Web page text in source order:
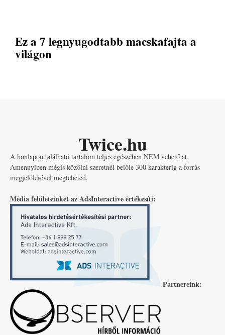
Ez a 7 legnyugodtabb macskafajta a
világon
Twice.hu
A honlapon található tartalom teljes egészében NEM vehető át.
Amennyiben mégis közölni szeretnél belőle 300 karakterig a forrás
megjelölésével megteheted.
Média felületeinket az AdsInteractive értékesíti:
Partnereink: